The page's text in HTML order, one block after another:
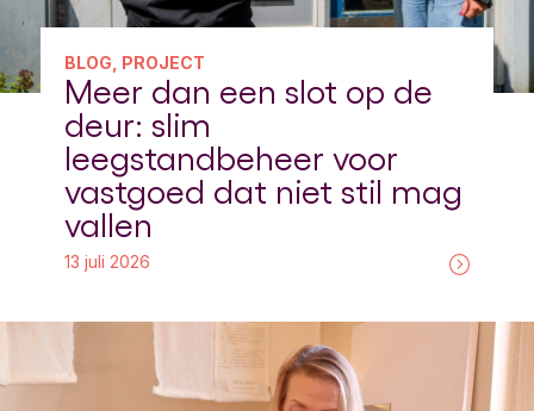
BLOG, PROJECT
Meer dan een slot op de
deur: slim
leegstandbeheer voor
vastgoed dat niet stil mag
vallen
13 juli 2026